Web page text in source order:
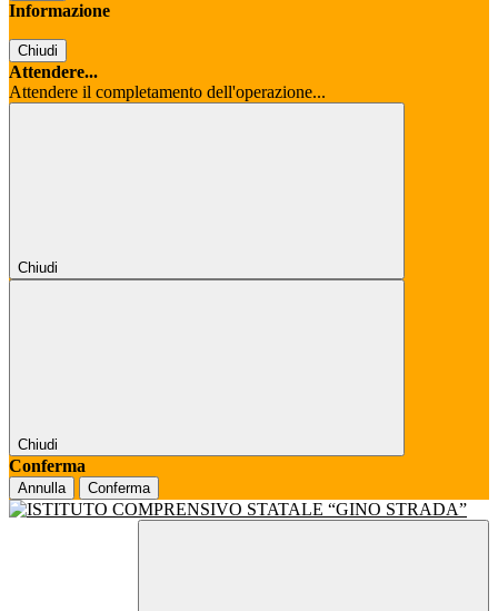
Informazione
Chiudi
Attendere...
Attendere il completamento dell'operazione...
Chiudi
Chiudi
Conferma
Annulla Conferma